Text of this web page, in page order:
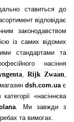
ставиться до
відповідає
законодавством
із самих відомих
стандартами та
насіння
Rijk Zwaan
dsh.com.ua є
«насіннєва
. Ми завжди з
та вимогах.